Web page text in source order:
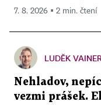
7. 8. 2026 ▪ 2 min. čtení
LUDĚK
Nehladov,
vezmi prášek.